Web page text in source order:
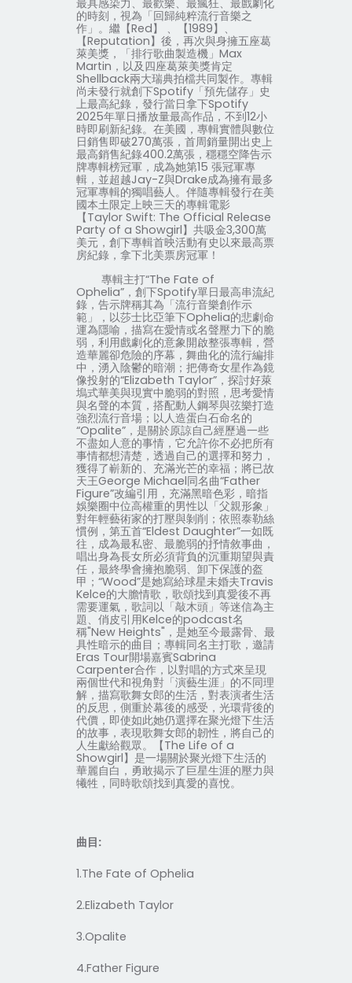
最具感染力、最歡樂、最瘋狂、最戲劇化
的時刻，視為「回歸純粹流行音樂之
作」。繼【Red】 、【1989】、
【Reputation】後，再次與身擁五座葛
萊美獎，「排行歌曲製造機」 Max
Martin ，以及四座葛萊美獎肯定
Shellback兩大瑞典拍檔共同製作。專輯
尚未發行就創下Spotify「預先儲存」史
上最高紀錄，發行當日拿下Spotify
2025年單日播放量最高作品，不到12小
時即刷新紀錄。在美國，專輯實體與數位
日銷售即破270萬張，首周銷量開出史上
最高銷售紀錄400.2萬張，穩穩空降告示
牌專輯榜冠軍，成為她第15 張冠軍專
輯，並超越Jay-Z與Drake成為擁有最多
冠軍專輯的獨唱藝人。伴隨專輯發行在美
國本土限定上映三天的專輯電影
【Taylor Swift: The Official Release
Party of a Showgirl】共吸金3,300萬
美元，創下專輯首映活動有史以來最高票
房紀錄，拿下北美票房冠軍！
專輯主打“The Fate of
Ophelia”，創下Spotify單日最高串流紀
錄，告示牌稱其為「流行音樂創作示
範」，以莎士比亞筆下Ophelia的悲劇命
運為隱喻，描寫在愛情或名聲壓力下的脆
弱，利用戲劇化的意象開啟整張專輯，營
造華麗卻危險的序幕，舞曲化的流行編排
中，湧入陰鬱的暗潮；把傳奇女星作為鏡
像投射的“Elizabeth Taylor”，探討好萊
塢式華美與現實中脆弱的對照，思考愛情
與名聲的本質，搭配動人鋼琴與弦樂打造
強烈流行音場；以人造蛋白石命名的
“Opalite”，是關於原諒自己經歷過一些
不盡如人意的事情，它允許你不必把所有
事情都想清楚，透過自己的選擇和努力，
獲得了嶄新的、充滿光芒的幸福；將已故
天王George Michael同名曲“Father
Figure”改編引用，充滿黑暗色彩，暗指
娛樂圈中位高權重的男性以「父親形象」
對年輕藝術家的打壓與剝削；依照泰勒絲
慣例，第五首“Eldest Daughter”一如既
往，成為最私密、最脆弱的抒情敘事曲，
唱出身為長女所必須背負的沉重期望與責
任，最終學會擁抱脆弱、卸下保護的盔
甲；“Wood”是她寫給球星未婚夫Travis
Kelce的大膽情歌，歌頌找到真愛後不再
需要運氣，歌詞以「敲木頭」等迷信為主
題、俏皮引用Kelce的podcast名
稱"New Heights" ，是她至今最露骨、最
具性暗示的曲目；專輯同名主打歌，邀請
Eras Tour開場嘉賓Sabrina
Carpenter合作，以對唱的方式來呈現
兩個世代和視角對「演藝生涯」的不同理
解，描寫歌舞女郎的生活，對表演者生活
的反思，側重於幕後的感受，光環背後的
代價，即使如此她仍選擇在聚光燈下生活
的故事，表現歌舞女郎的韌性，將自己的
人生獻給觀眾。【The Life of a
Showgirl】是一場關於聚光燈下生活的
華麗自白，勇敢揭示了巨星生涯的壓力與
犧牲，同時歌頌找到真愛的喜悅。
曲目:
1.The Fate of Ophelia
2.Elizabeth Taylor
3.Opalite
4.Father Figure